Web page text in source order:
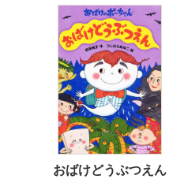
おばけどうぶつえん